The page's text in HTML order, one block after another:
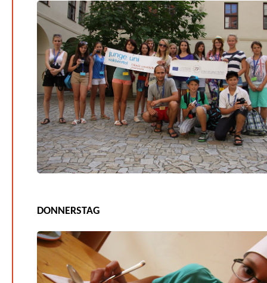
DONNERSTAG